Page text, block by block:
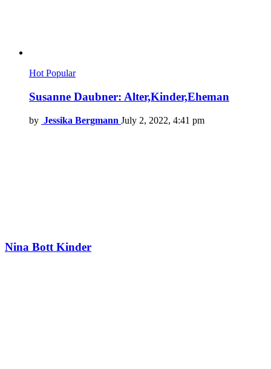
HotPopular
Susanne Daubner: Alter,Kinder,Eheman
by Jessika Bergmann July 2, 2022, 4:41 pm
Nina Bott Kinder